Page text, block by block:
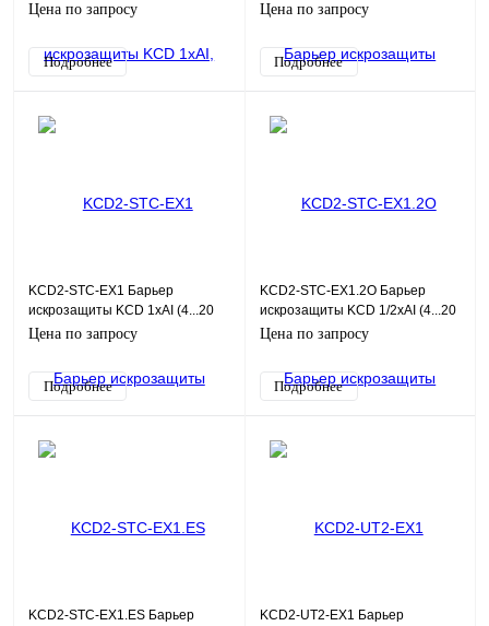
Цена по запросу
Подробнее
Цена по запросу
Подробнее
KCD2-STC-EX1 Барьер
искрозащиты KCD 1хAI (4...20
мА), HART, SIL2
Цена по запросу
Подробнее
KCD2-STC-EX1.2O Барьер
искрозащиты KCD 1/2хAI (4...20
мА), HART, SIL2
Цена по запросу
Подробнее
KCD2-STC-EX1.ES Барьер
KCD2-UT2-EX1 Барьер